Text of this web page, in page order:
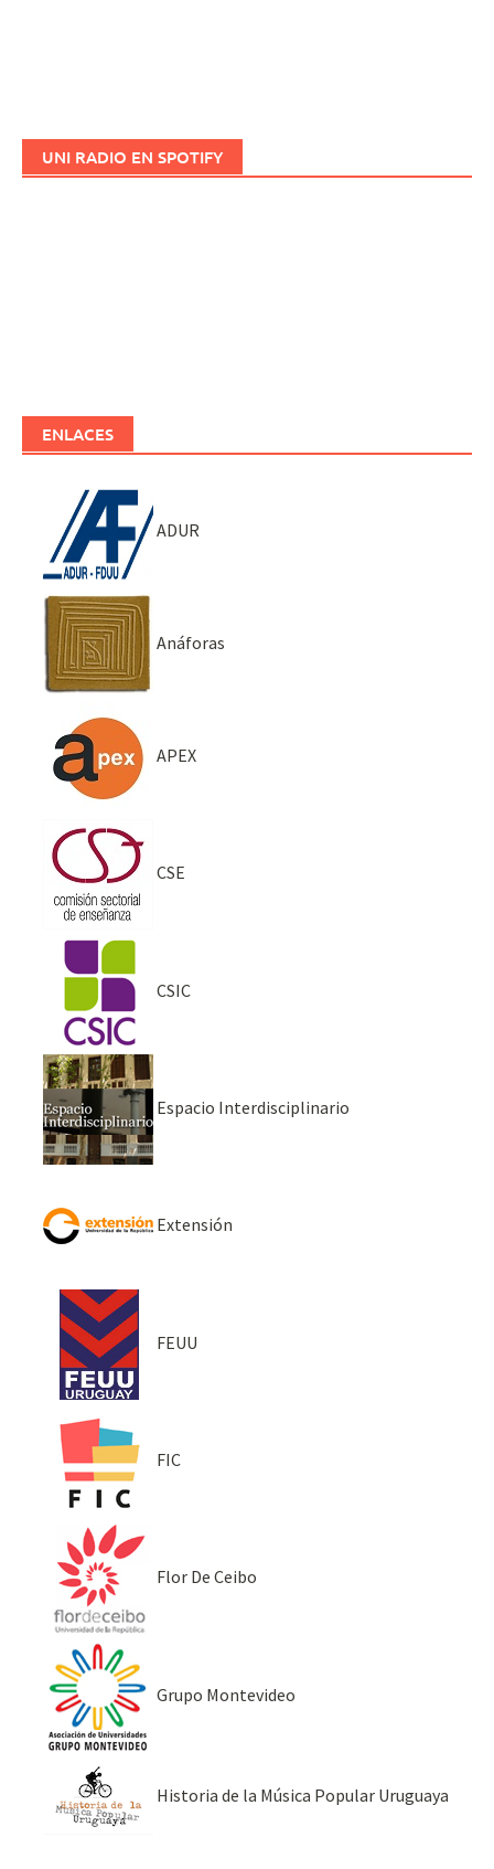
UNI RADIO EN SPOTIFY
ENLACES
ADUR
Anáforas
APEX
CSE
CSIC
Espacio Interdisciplinario
Extensión
FEUU
FIC
Flor De Ceibo
Grupo Montevideo
Historia de la Música Popular Uruguaya